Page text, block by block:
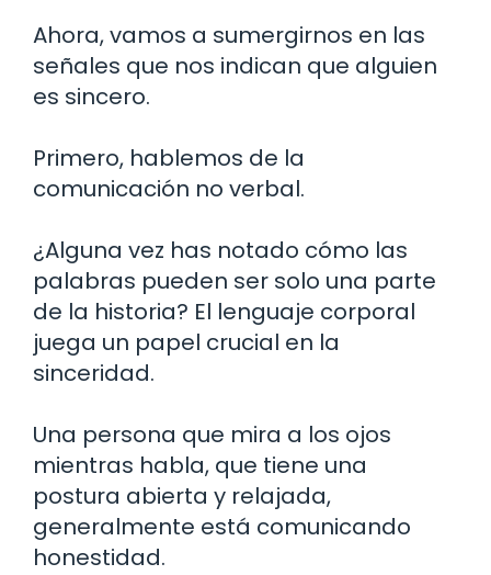
Ahora, vamos a sumergirnos en las
señales que nos indican que alguien
es sincero.
Primero, hablemos de la
comunicación no verbal.
¿Alguna vez has notado cómo las
palabras pueden ser solo una parte
de la historia? El lenguaje corporal
juega un papel crucial en la
sinceridad.
Una persona que mira a los ojos
mientras habla, que tiene una
postura abierta y relajada,
generalmente está comunicando
honestidad.